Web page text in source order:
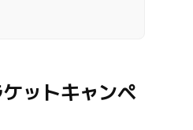
ットキャンペ